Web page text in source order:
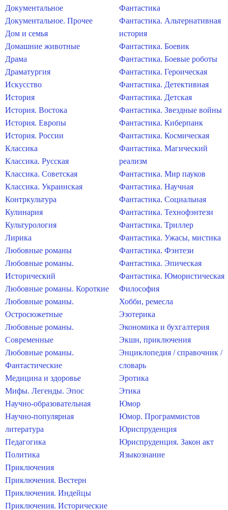
Документальное
Документальное. Прочее
Дом и семья
Домашние животные
Драма
Драматургия
Искусство
История
История. Востока
История. Европы
История. России
Классика
Классика. Русская
Классика. Советская
Классика. Украинская
Контркультура
Кулинария
Культурология
Лирика
Любовные романы
Любовные романы.
Исторический
Любовные романы. Короткие
Любовные романы.
Остросюжетные
Любовные романы.
Современные
Любовные романы.
Фантастические
Медицина и здоровье
Мифы. Легенды. Эпос
Научно-образовательная
Научно-популярная
литература
Педагогика
Политика
Приключения
Приключения. Вестерн
Приключения. Индейцы
Приключения. Исторические
Фантастика
Фантастика. Альтернативная
история
Фантастика. Боевик
Фантастика. Боевые роботы
Фантастика. Героическая
Фантастика. Детективная
Фантастика. Детская
Фантастика. Звездные войны
Фантастика. Киберпанк
Фантастика. Космическая
Фантастика. Магический
реализм
Фантастика. Мир пауков
Фантастика. Научная
Фантастика. Социальная
Фантастика. Технофэнтези
Фантастика. Триллер
Фантастика. Ужасы, мистика
Фантастика. Фэнтези
Фантастика. Эпическая
Фантастика. Юмористическая
Философия
Хобби, ремесла
Эзотерика
Экономика и бухгалтерия
Экшн, приключения
Энциклопедия / справочник /
словарь
Эротика
Этика
Юмор
Юмор. Программистов
Юриспруденция
Юриспруденция. Закон акт
Языкознание